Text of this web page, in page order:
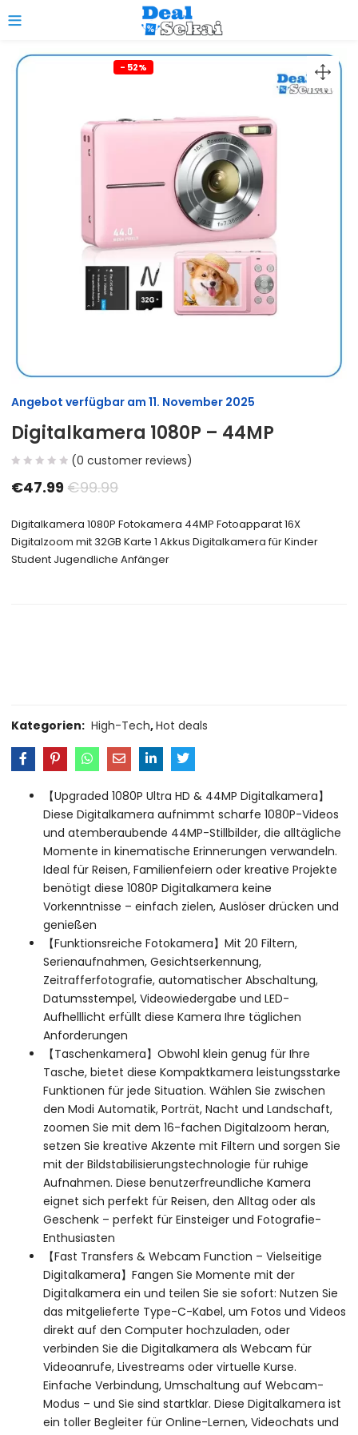
- 52%
Angebot verfügbar am11. November 2025
Digitalkamera 1080P – 44MP
(0 customer reviews)
€47.99€99.99
Digitalkamera 1080P Fotokamera 44MP Fotoapparat 16X
Digitalzoom mit 32GB Karte 1 Akkus Digitalkamera für Kinder
Student Jugendliche Anfänger
Kategorien: High-Tech,Hot deals
【Upgraded 1080P Ultra HD & 44MP Digitalkamera】
Diese Digitalkamera aufnimmt scharfe 1080P-Videos
und atemberaubende 44MP-Stillbilder, die alltägliche
Momente in kinematische Erinnerungen verwandeln.
Ideal für Reisen, Familienfeiern oder kreative Projekte
benötigt diese 1080P Digitalkamera keine
Vorkenntnisse – einfach zielen, Auslöser drücken und
genießen
【Funktionsreiche Fotokamera】Mit 20 Filtern,
Serienaufnahmen, Gesichtserkennung,
Zeitrafferfotografie, automatischer Abschaltung,
Datumsstempel, Videowiedergabe und LED-
Aufhelllicht erfüllt diese Kamera Ihre täglichen
Anforderungen
【Taschenkamera】Obwohl klein genug für Ihre
Tasche, bietet diese Kompaktkamera leistungsstarke
Funktionen für jede Situation. Wählen Sie zwischen
den Modi Automatik, Porträt, Nacht und Landschaft,
zoomen Sie mit dem 16-fachen Digitalzoom heran,
setzen Sie kreative Akzente mit Filtern und sorgen Sie
mit der Bildstabilisierungstechnologie für ruhige
Aufnahmen. Diese benutzerfreundliche Kamera
eignet sich perfekt für Reisen, den Alltag oder als
Geschenk – perfekt für Einsteiger und Fotografie-
Enthusiasten
【Fast Transfers & Webcam Function – Vielseitige
Digitalkamera】Fangen Sie Momente mit der
Digitalkamera ein und teilen Sie sie sofort: Nutzen Sie
das mitgelieferte Type-C-Kabel, um Fotos und Videos
direkt auf den Computer hochzuladen, oder
verbinden Sie die Digitalkamera als Webcam für
Videoanrufe, Livestreams oder virtuelle Kurse.
Einfache Verbindung, Umschaltung auf Webcam-
Modus – und Sie sind startklar. Diese Digitalkamera ist
ein toller Begleiter für Online-Lernen, Videochats und